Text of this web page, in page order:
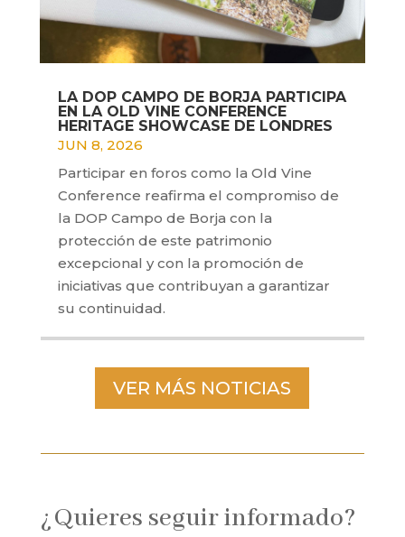
LA DOP CAMPO DE BORJA PARTICIPA
EN LA OLD VINE CONFERENCE
HERITAGE SHOWCASE DE LONDRES
JUN 8, 2026
Participar en foros como la Old Vine
Conference reafirma el compromiso de
la DOP Campo de Borja con la
protección de este patrimonio
excepcional y con la promoción de
iniciativas que contribuyan a garantizar
su continuidad.
VER MÁS NOTICIAS
¿Quieres seguir informado?